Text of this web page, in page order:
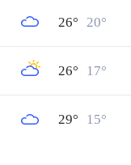
26° 20°
26° 17°
29° 15°